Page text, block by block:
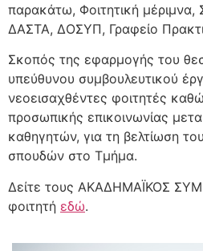
παρακάτω, Φοιτητική μέριμνα,
ΔΑΣΤΑ, ΔΟΣΥΠ, Γραφείο
Σκοπός της εφαρμογής του
υπεύθυνου συμβουλευτικού
νεοεισαχθέντες φοιτητές
προσωπικής επικοινωνίας
καθηγητών, για τη βελτίωση
σπουδών στο Τμήμα.
Δείτε τους ΑΚΑΔΗΜΑΪΚΟΣ
φοιτητή εδώ.